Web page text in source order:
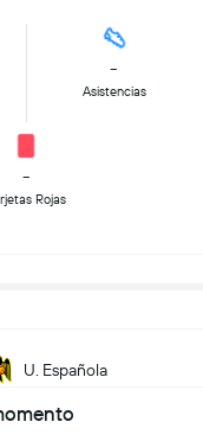
-
Asistencias
-
Rojas
U. Española